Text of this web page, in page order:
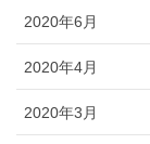
2020年6月
2020年4月
2020年3月